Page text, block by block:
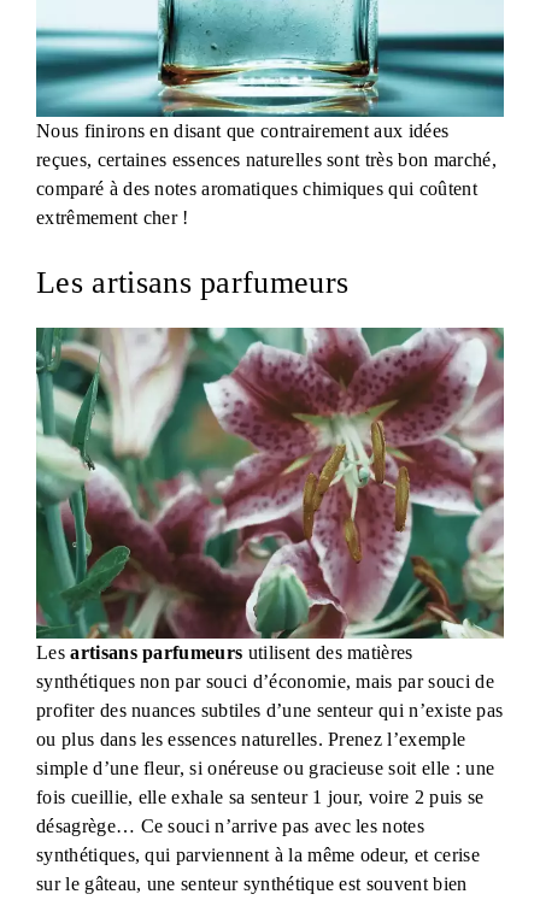
Nous finirons en disant que contrairement aux idées
reçues, certaines essences naturelles sont très bon marché,
comparé à des notes aromatiques chimiques qui coûtent
extrêmement cher !
Les artisans parfumeurs
Lesartisans parfumeurs utilisent des matières
synthétiques non par souci d’économie, mais par souci de
profiter des nuances subtiles d’une senteur qui n’existe pas
ou plus dans les essences naturelles. Prenez l’exemple
simple d’une fleur, si onéreuse ou gracieuse soit elle : une
fois cueillie, elle exhale sa senteur 1 jour, voire 2 puis se
désagrège… Ce souci n’arrive pas avec les notes
synthétiques, qui parviennent à la même odeur, et cerise
sur le gâteau, une senteur synthétique est souvent bien